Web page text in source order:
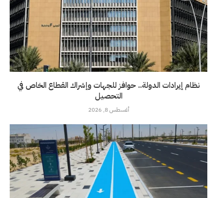
نظام إيرادات الدولة.. حوافز للجهات وإشراك القطاع الخاص في
التحصيل
أغسطس 8, 2026